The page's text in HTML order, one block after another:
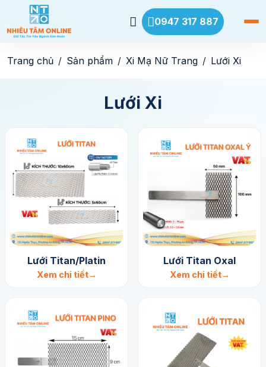
0947 317 887
Trang chủ Sản phẩm Xi Mạ Nữ Trang Lưới Xi
Lưới Xi
Lưới Titan/platin
Xem chi tiết
Lưới Titan Oxal
Xem chi tiết